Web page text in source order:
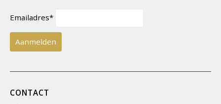
Emailadres*
CONTACT